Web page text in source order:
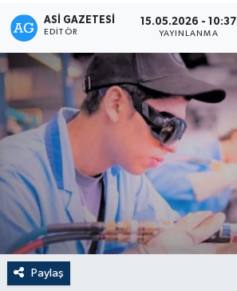
ASI GAZETESI
EDITÖR
15.05.2026 - 10:37
YAYINLANMA
Paylaş